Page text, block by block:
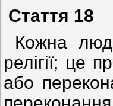
Стаття 18
Кожна
релігії; це
або